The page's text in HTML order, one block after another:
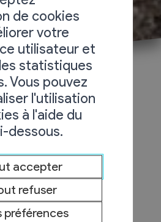
Comby
de cookies
votre
utilisateur et
statistiques
Vous pouvez
l'utilisation
à l'aide du
dessous.
accepter
refuser
préférences